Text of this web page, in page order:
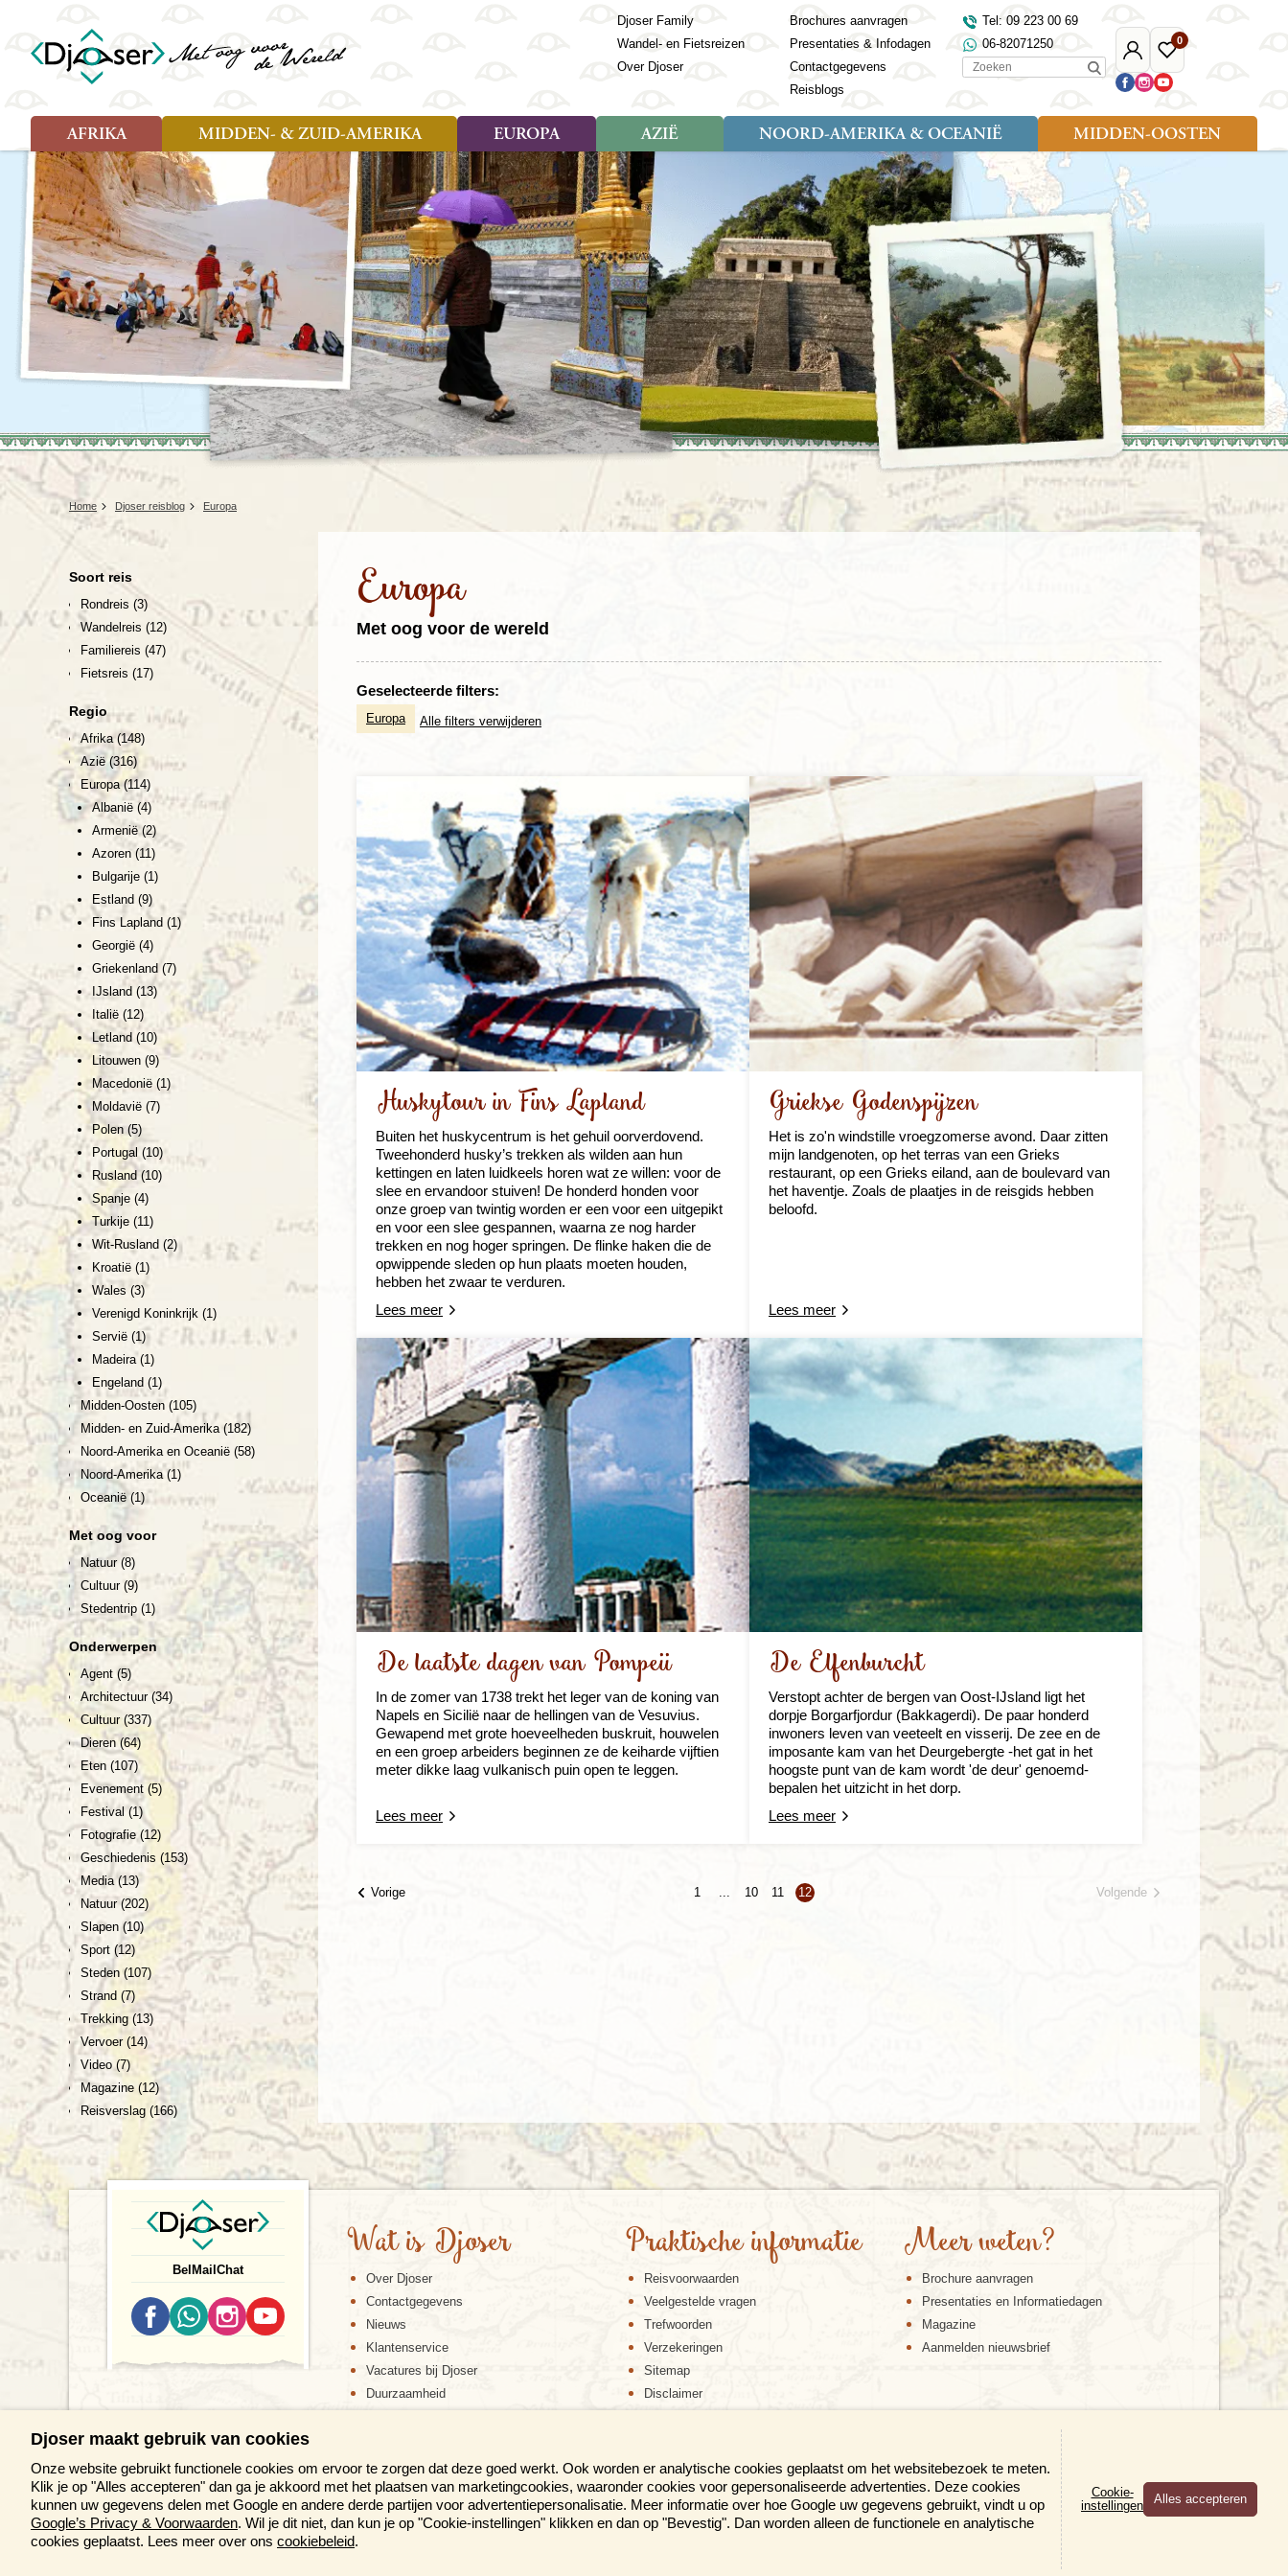
Mijn
Djoser
0
Favoriete
reizen
Djoser Family
Wandel- en Fietsreizen
Over Djoser
Brochures aanvragen
Presentaties & Infodagen
Contactgegevens
Reisblogs
Tel: 09 223 00 69
06-82071250
Zoeken
AFRIKA
Soort reizen
Rondreis (26)
Familiereis (10)
Fietsreis (2)
Wandelreis (1)
Cultuur (3)
Natuur (6)
Nieuwe reizen
Voodoo in Benin en Togo, 16
Landen
Angola
Ghana
Kaapverdië
Kenia
Madagaskar
Malawi
Mauritius
Mozambique
Namibië
Oeganda
Sao Tomé en Principe
Swaziland
Tanzania
Togo
Zambia
Zanzibar
Zimbabwe
Zuid-Afrika
MIDDEN- & ZUID-AMERIKA
Soort reizen
Rondreis (25)
Familiereis (11)
Fietsreis (1)
Cultuur (9)
Natuur (13)
Landen
Amazone
Argentinië
Belize
Bolivia
Brazilië
Chili
Colombia
Costa Rica
Cuba
Ecuador
El Salvador
(Frans) Guyana
Galapagos
Guatemala
Honduras
Mexico
Nicaragua
Paaseiland
Paraguay
Peru
Suriname
EUROPA
Soort reizen
Rondreis (28)
Familiereis (11)
Fietsreis (8)
Wandelreis (23)
Cultuur (12)
Natuur (3)
Armenië
Azerbeidzjan
Azoren
Balkan
Baltische Staten
Bosnië en Herzegovina
Bulgarije
Engeland
Finland
Frankrijk
Georgië
Griekenland
IJsland
Ierland
Italië
Kaapverdië
Kosovo
Kroatië
Lapland
Letland
Litouwen
Madeira
Montenegro
Noord-Macedonië
Noorwegen
Polen
Portugal
Roemenië
Sardinië
Schotland
Servië
Spanje
Turkije
Verenigd Koninkrijk
Wales
AZIË
Soort reizen
Rondreis (57)
Familiereis (22)
Fietsreis (3)
Cultuur (28)
Natuur (16)
Nieuwe reizen
Rondreis China & Tibet, 42
dagen
Rondreis Sulawesi &
Molukken, 22 dagen
Bangladesh
Bhutan
Cambodja
China
Filipijnen
India
Indochina
Indonesië
Japan
Jordanië
Kazachstan
Kirgizië
Laos
Malediven
Maleisië
Mongolië
Nepal
Oezbekistan
Singapore
Sri Lanka
Taiwan
Thailand
Tibet
Turkmenistan
Vietnam
Zijderoute
Zuid-Korea
NOORD-AMERIKA & OCEANIË
Rondreis (7)
Familiereis (2)
Natuur (5)
Landen
Alaska
Australië
Nieuw-Zeeland
Verenigde Staten
MIDDEN-OOSTEN
Soort reizen
Rondreis (18)
Familiereis (9)
Cultuur (8)
Landen
Egypte
Jordanië
Marokko
Oman
Saoedi-Arabië
Tunesië
Turkije
Home Djoser reisblog Europa
Europa
Met oog voor de wereld
Geselecteerde filters:
Europa Alle filters verwijderen
Huskytour in Fins Lapland
Buiten het huskycentrum is het gehuil oorverdovend.
Tweehonderd husky’s trekken als wilden aan hun
kettingen en laten luidkeels horen wat ze willen: voor de
slee en ervandoor stuiven! De honderd honden voor
onze groep van twintig worden er een voor een uitgepikt
en voor een slee gespannen, waarna ze nog harder
trekken en nog hoger springen. De flinke haken die de
opwippende sleden op hun plaats moeten houden,
hebben het zwaar te verduren.
Lees meer
Griekse Godenspijzen
Het is zo'n windstille vroegzomerse avond. Daar zitten
mijn landgenoten, op het terras van een Grieks
restaurant, op een Grieks eiland, aan de boulevard van
het haventje. Zoals de plaatjes in de reisgids hebben
beloofd.
Lees meer
De laatste dagen van Pompeii
In de zomer van 1738 trekt het leger van de koning van
Napels en Sicilië naar de hellingen van de Vesuvius.
Gewapend met grote hoeveelheden buskruit, houwelen
en een groep arbeiders beginnen ze de keiharde vijftien
meter dikke laag vulkanisch puin open te leggen.
Lees meer
De Elfenburcht
Verstopt achter de bergen van Oost-IJsland ligt het
dorpje Borgarfjordur (Bakkagerdi). De paar honderd
inwoners leven van veeteelt en visserij. De zee en de
imposante kam van het Deurgebergte -het gat in het
hoogste punt van de kam wordt 'de deur' genoemd-
bepalen het uitzicht in het dorp.
Lees meer
Vorige 1 ... 10 11 12 Volgende
Soort reis
Rondreis (3)
Wandelreis (12)
Familiereis (47)
Fietsreis (17)
Regio
Afrika(148)
Azië (316)
Europa(114)
Albanië (4)
Armenië(2)
Azoren (11)
Bulgarije (1)
Estland (9)
Fins Lapland (1)
Georgië (4)
Griekenland(7)
IJsland (13)
Italië (12)
Letland (10)
Litouwen (9)
Macedonië (1)
Moldavië (7)
Polen (5)
Portugal (10)
Rusland(10)
Spanje (4)
Turkije (11)
Wit-Rusland (2)
Kroatië (1)
Wales (3)
Verenigd Koninkrijk (1)
Servië (1)
Madeira (1)
Engeland (1)
Midden-Oosten (105)
Midden- en Zuid-Amerika(182)
Noord-Amerika en Oceanië (58)
Noord-Amerika (1)
Oceanië(1)
Met oog voor
Natuur (8)
Cultuur (9)
Stedentrip (1)
Onderwerpen
Agent (5)
Architectuur (34)
Cultuur (337)
Dieren(64)
Eten (107)
Evenement (5)
Festival(1)
Fotografie(12)
Geschiedenis (153)
Media(13)
Natuur(202)
Slapen (10)
Sport (12)
Steden(107)
Strand (7)
Trekking (13)
Vervoer (14)
Video (7)
Magazine (12)
Reisverslag (166)
Bel Mail Chat
Wat is Djoser
Over Djoser
Contactgegevens
Nieuws
Klantenservice
Vacatures bij Djoser
Duurzaamheid
Praktische informatie
Reisvoorwaarden
Veelgestelde vragen
Trefwoorden
Verzekeringen
Sitemap
Disclaimer
Reis en boek met Djoser zekerheid
Meer weten?
Brochure aanvragen
Presentaties en Informatiedagen
Magazine
Aanmelden nieuwsbrief
Djoser maakt gebruik van cookies
Onze website gebruikt functionele cookies om ervoor te zorgen dat deze goed werkt. Ook worden er analytische cookies geplaatst om het websitebezoek te meten.
Klik je op "Alles accepteren" dan ga je akkoord met het plaatsen van marketingcookies, waaronder cookies voor gepersonaliseerde advertenties. Deze cookies
kunnen uw gegevens delen met Google en andere derde partijen voor advertentiepersonalisatie. Meer informatie over hoe Google uw gegevens gebruikt, vindt u op
Google’s Privacy & Voorwaarden. Wil je dit niet, dan kun je op "Cookie-instellingen" klikken en dan op "Bevestig". Dan worden alleen de functionele en analytische
cookies geplaatst. Lees meer over ons cookiebeleid.
Cookie-
instellingen
DE DJOSER BROCHURE AL IN HUIS?
×